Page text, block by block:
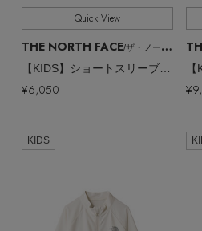
Stay in
ELLE SHOP 公
Quick View
THE NORTH FACE/ザ・ノース・フェイス
【KIDS】ショートスリーブヒートプロテクションティー
¥6,050
KIDS